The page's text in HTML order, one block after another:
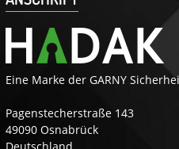
Eine Marke der GARNY
Pagenstecherstraße 143
49090 Osnabrück